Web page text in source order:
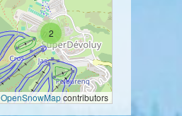
2
OpenSnowMapcontributors